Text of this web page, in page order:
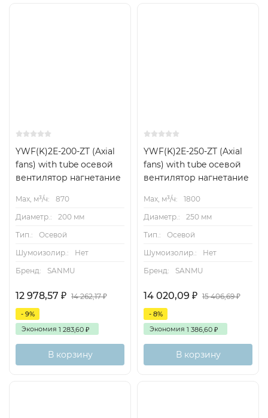
YWF(K)2Е-200-ZT (Axial
fans) with tube осевой
вентилятор нагнетание
Max, м³/ч:
870
Диаметр.:
200 мм
Тип.:
Осевой
Шумоизолир.:
Нет
Бренд:
SANMU
12 978,57 ₽ 14 262,17₽
- 9%
Экономия 1 283,60 ₽
В корзину
YWF(K)2Е-250-ZT (Axial
fans) with tube осевой
вентилятор нагнетание
Max, м³/ч:
1800
Диаметр.:
250 мм
Тип.:
Осевой
Шумоизолир.:
Нет
Бренд:
SANMU
14 020,09 ₽ 15 406,69₽
- 8%
Экономия 1 386,60 ₽
В корзину